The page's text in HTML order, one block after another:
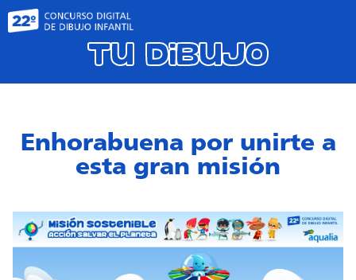
Tu dibujo
Enhorabuena por unirte a
esta gran misión